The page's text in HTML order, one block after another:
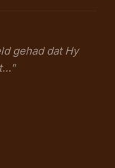
gehad dat Hy